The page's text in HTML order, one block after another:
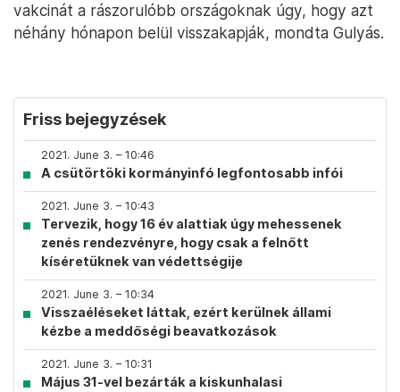
vakcinát a rászorulóbb országoknak úgy, hogy azt
néhány hónapon belül visszakapják, mondta Gulyás.
Friss bejegyzések
2021. June 3. – 10:46
A csütörtöki kormányinfó legfontosabb infói
2021. June 3. – 10:43
Tervezik, hogy 16 év alattiak úgy mehessenek
zenés rendezvényre, hogy csak a felnőtt
kíséretüknek van védettségije
2021. June 3. – 10:34
Visszaéléseket láttak, ezért kerülnek állami
kézbe a meddőségi beavatkozások
2021. June 3. – 10:31
Május 31-vel bezárták a kiskunhalasi